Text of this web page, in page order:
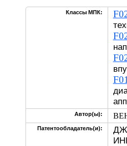
Классы МПК:
Автор(ы):
Патентообладатель(и):